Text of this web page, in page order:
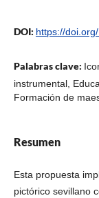
DOI: https://
Palabras clave:
instrumental,
Formación de
Resumen
Esta propuesta
pictórico sevillano